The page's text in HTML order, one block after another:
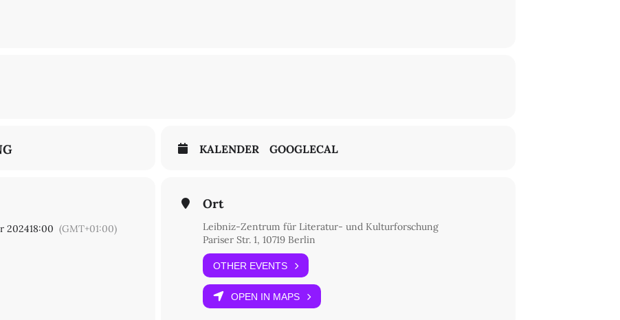
schon spannungsreichen Verhältnis institutionalisierter Wissenschaft zur Sphäre des Politischen schießen
zusammen. Dazu zählt die Beobachtung, dass es einen ›Aktivismus von oben‹ geben könnte (also
Deutsch und Englisch. Der Eintritt ist frei, eine Anmeldung nicht nötig.
Universität München): Normative Fakten? Über kognitiven und aktivistischen Stil
KALENDER GOOGLECAL
202418:00 (GMT+01:00)
Ort
Leibniz-Zentrum für Literatur- und Kulturforschung
Pariser Str. 1, 10719 Berlin
OTHER EVENTS
OPEN IN MAPS